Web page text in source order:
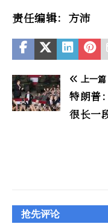
责任编辑：方沛
上一篇
特朗普
很长一
抢先评论